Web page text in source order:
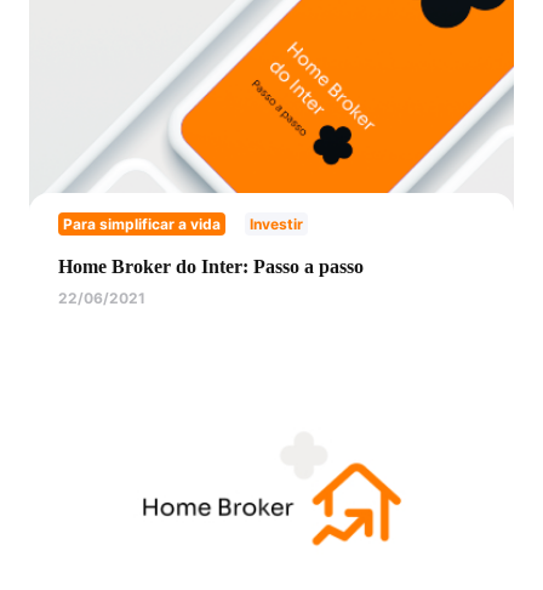
Para simplificar a vida Investir
Home Broker do Inter: Passo a passo
22/06/2021